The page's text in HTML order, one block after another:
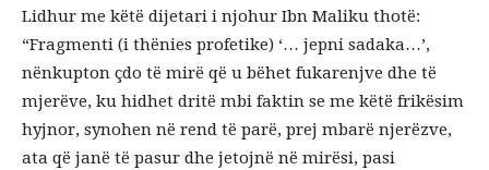
Lidhur me këtë dijetari i njohur Ibn Maliku thotë:
“Fragmenti (i thënies profetike) ‘… jepni sadaka…’,
nënkupton çdo të mirë që u bëhet fukarenjve dhe të
mjerëve, ku hidhet dritë mbi faktin se me këtë frikësim
hyjnor, synohen në rend të parë, prej mbarë njerëzve,
ata që janë të pasur dhe jetojnë në mirësi, pasi